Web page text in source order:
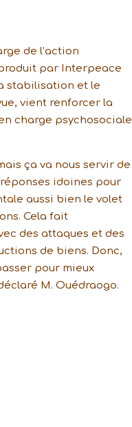
de l’action
par Interpeace
stabilisation et le
vient renforcer la
charge psychosociale
ça va nous servir de
idoines pour
aussi bien le volet
Cela fait
des attaques et des
de biens. Donc,
pour mieux
M. Ouédraogo.